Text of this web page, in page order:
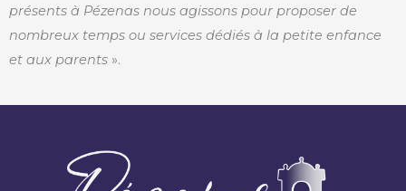
présents à Pézenas nous agissons pour proposer de
nombreux temps ou services dédiés à la petite enfance
et aux parents ».